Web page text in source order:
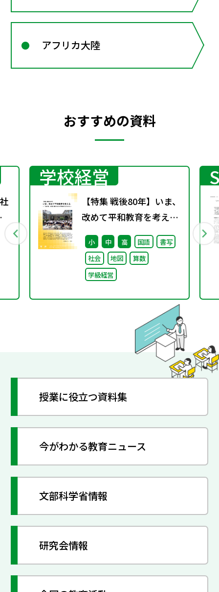
アフリカ大陸
おすすめの資料
学校経営
【特集 戦後80年】いま、
改めて平和教育を考え
る〜「あの日」を語り継
ぐ本川小学校の子どもた
ち〜
小 中 高 国語
書写
社会
地図
算数
学級経営
授業に役立つ資料集
今がわかる教育ニュース
文部科学省情報
研究会情報